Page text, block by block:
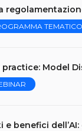
TEMATICO
practice: Model
e benefici